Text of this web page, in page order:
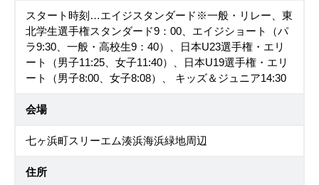
スタート時刻…エイジスタンダード※一般・リレー、東
北学生選手権スタンダード9：00、エイジショート（パ
ラ9:30、一般・高校生9：40）、日本U23選手権・エリ
ート（男子11:25、女子11:40）、日本U19選手権・エリ
ート（男子8:00、女子8:08）、 キッズ＆ジュニア14:30
会場
七ヶ浜町スリーエム湊浜海浜緑地周辺
住所